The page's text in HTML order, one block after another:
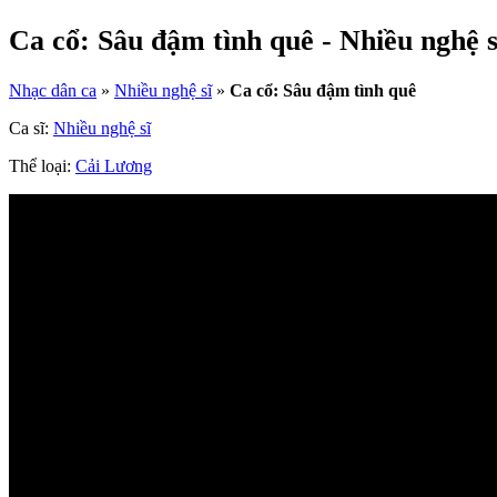
Ca cổ: Sâu đậm tình quê - Nhiều nghệ
Nhạc dân ca » Nhiều nghệ sĩ» Ca cổ: Sâu đậm tình quê
Ca sĩ: Nhiều nghệ sĩ
Thể loại: Cải Lương